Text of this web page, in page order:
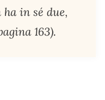
ha in sé due,
163).